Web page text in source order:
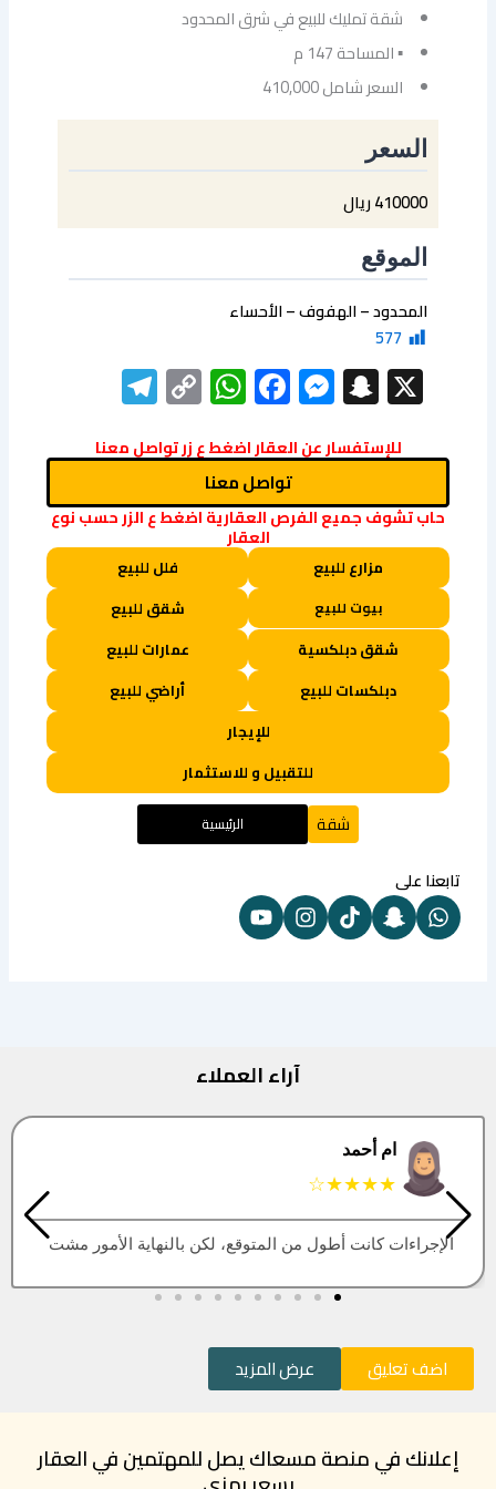
شقة تمليك للبيع في شرق المحدود
▪ المساحة 147 م
السعر شامل 410,000
السعر
410000 ريال
الموقع
المحدود – الهفوف – الأحساء
577
X
Snapchat
Messenger
Facebook
WhatsApp
Copy
Link
للإستفسار عن العقار اضغط ع زر تواصل معنا
تواصل معنا
حاب تشوف جميع الفرص العقارية اضغط ع الزر حسب نوع
العقار
مزارع للبيع فلل للبيع
بيوت للبيع
شقق للبيع
شقق دبلكسية
عمارات للبيع
دبلكسات للبيع
أراضي للبيع
للإيجار
للتقبيل و للاستثمار
شقة الرئيسية
تابعنا على
آراء العملاء
البتول
★★★★★
العقار اللي كنت أبيه طلع مباع، أتمنى التحديث يكون أسرع
اضف تعليق عرض المزيد
إعلانك في منصة مسعاك يصل للمهتمين في العقار